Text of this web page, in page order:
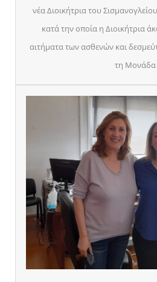
νέα Διοικήτρια του
κατά την οποία η Διοικήτρια
αιτήματα των ασθενών και
τη Μονάδα